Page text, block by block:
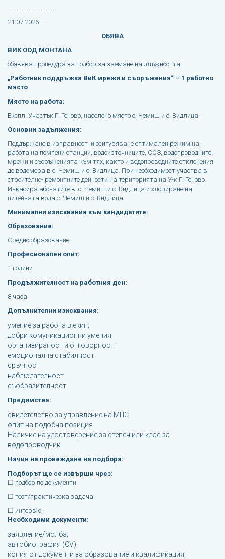
...............................
21.07.2026 г.
ОБЯВА
ВИК ООД МОНТАНА
обявява процедура за подбор за заемане на длъжността:
„Работник поддръжка ВиК мрежи и съоръжения“ – 1 работно
място
Място на работа:
Експл. Участък Г. Геново, населено място с. Чемиш и с. Видлица
Основни задължения:
Поддържане в изправност и осигуряване оптимален режим на
работа на помпени станции, водоизточниците, СОЗ, водопроводните
мрежи и съоръженията към тях, както и водопроводните отклонения
до водомера в с. Чемиш и с. Видлица. При необходимост участва в
строително- ремонтните дейности на територията на У-к Г. Геново.
Инкасира абонатите в с. Чемиш и с. Видлица и хлориране на
питейната вода с. Чемиш и с. Видлица.
Минимални изисквания към кандидатите:
Образование:
Средно образование
Професионален опит:
1 години
Продължителност на работния ден:
8 часа
Допълнителни изисквания:
умение за работа в екип;
добри комуникационни умения;
организираност и отговорност;
емоционална стабилност
сръчност
наблюдателност
съобразителност
Предимства:
свидетелство за управление на МПС
опит на подобна позиция
Наличие на удостоверение за степен или клас за
водопроводчик
Начин на провеждане на подбора:
Подборът ще се извърши чрез:
☐ подбор по документи
☐ тест/практическа задача
☐ интервю
Необходими документи:
заявление/молба;
автобиография (CV);
копия от документи за образование и квалификация;